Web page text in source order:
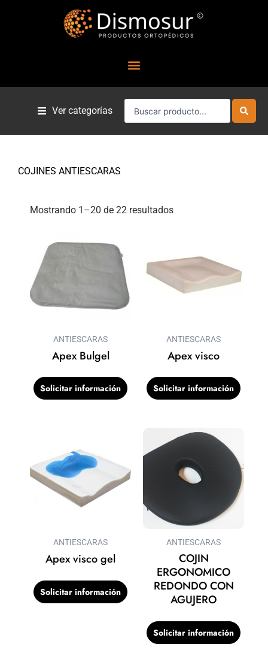
Ver categorías
COJINES ANTIESCARAS
Mostrando 1–20 de 22 resultados
ANTIESCARAS
Apex Bulgel
Solicitar información
ANTIESCARAS
Apex visco
Solicitar información
ANTIESCARAS
Apex visco gel
Solicitar información
ANTIESCARAS
COJIN
ERGONOMICO
REDONDO CON
AGUJERO
Solicitar información